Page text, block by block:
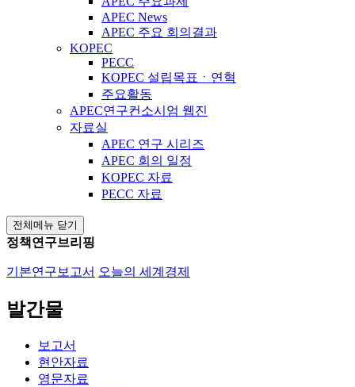
APEC News
APEC 주요 회의결과
KOPEC
PECC
KOPEC 설립목표ㆍ연혁
주요활동
APEC연구컨소시엄 웹진
자료실
APEC 연구 시리즈
APEC 회의 일정
KOPEC 자료
PECC 자료
전체메뉴 닫기
정책연구브리핑
기본연구보고서 오늘의 세계경제
발간물
보고서
현안자료
영문자료